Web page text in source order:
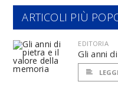
ARTICOLI PIÙ
EDITORIA
Gli anni
LEGGI